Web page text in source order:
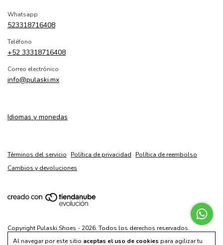
Al navegar por este sitio aceptas el uso de cookies para agilizar tu
Whatsapp
523318716408
Teléfono
+52 33318716408
Correo electrónico
info@pulaski.mx
Idiomas y monedas
Términos del servicio Política de privacidad
Política de reembolso
Cambios y devoluciones
Copyright Pulaski Shoes - 2026. Todos los derechos reservados.